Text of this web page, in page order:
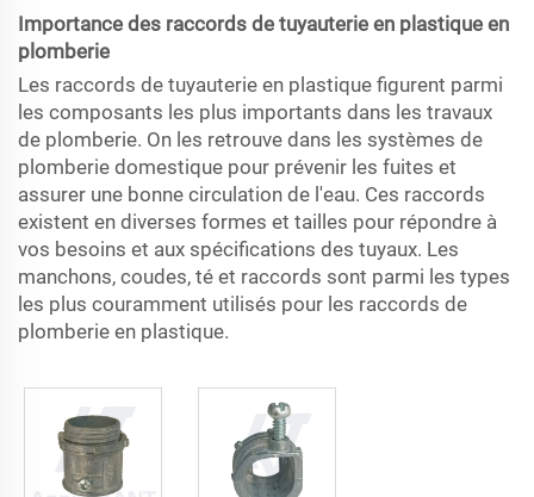
Importance des raccords de tuyauterie en plastique en
plomberie
Les raccords de tuyauterie en plastique figurent parmi
les composants les plus importants dans les travaux
de plomberie. On les retrouve dans les systèmes de
plomberie domestique pour prévenir les fuites et
assurer une bonne circulation de l'eau. Ces raccords
existent en diverses formes et tailles pour répondre à
vos besoins et aux spécifications des tuyaux. Les
manchons, coudes, té et raccords sont parmi les types
les plus couramment utilisés pour les raccords de
plomberie en plastique.